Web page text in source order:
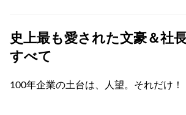
史上最も愛された文豪＆社
すべて
100年企業の土台は、人望。それだけ！